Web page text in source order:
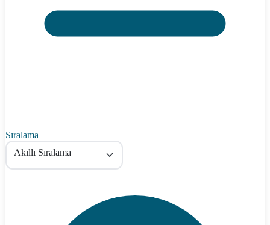
Sıralama
Akıllı Sıralama